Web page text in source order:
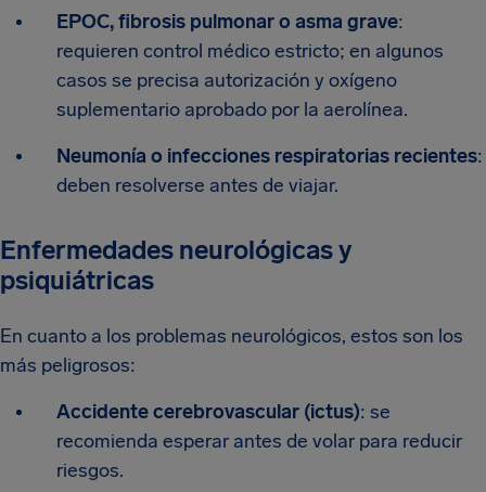
EPOC, fibrosis pulmonar o asma grave:
requieren control médico estricto; en algunos
casos se precisa autorización y oxígeno
suplementario aprobado por la aerolínea.
Neumonía o infecciones respiratorias recientes:
deben resolverse antes de viajar.
Enfermedades neurológicas y
psiquiátricas
En cuanto a los problemas neurológicos, estos son los
más peligrosos:
Accidente cerebrovascular (ictus): se
recomienda esperar antes de volar para reducir
riesgos.